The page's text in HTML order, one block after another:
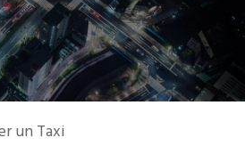
un Taxi